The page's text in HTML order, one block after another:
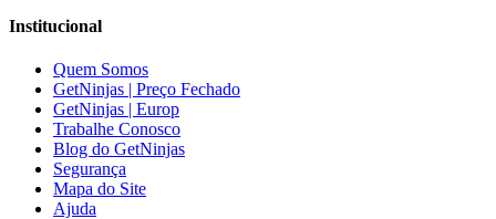
Institucional
Quem Somos
GetNinjas | Preço Fechado
GetNinjas | Europ
Trabalhe Conosco
Blog do GetNinjas
Segurança
Mapa do Site
Ajuda